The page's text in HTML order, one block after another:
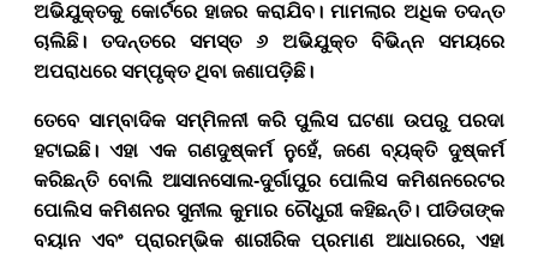
ଅଭିଯୁକ୍ତକୁ କୋର୍ଟରେ ହାଜର କରାଯିବ। ମାମଲାର ଅଧିକ ତଦନ୍ତ
ଚାଲିଛି। ତଦନ୍ତରେ ସମସ୍ତ ୬ ଅଭିଯୁକ୍ତ ବିଭିନ୍ନ ସମୟରେ
ଅପରାଧରେ ସମ୍ପୃକ୍ତ ଥିବା ଜଣାପଡ଼ିଛି।
ତେବେ ସାମ୍ବାଦିକ ସମ୍ମିଳନୀ କରି ପୁଲିସ ଘଟଣା ଉପରୁ ପରଦା
ହଟାଇଛି। ଏହା ଏକ ଗଣଦୁଷ୍କର୍ମ ନୁହେଁ, ଜଣେ ବ୍ୟକ୍ତି ଦୁଷ୍କର୍ମ
କରିଛନ୍ତି ବୋଲି ଆସାନସୋଲ-ଦୁର୍ଗାପୁର ପୋଲିସ କମିଶନରେଟର
ପୋଲିସ କମିଶନର ସୁନୀଲ କୁମାର ଚୌଧୁରୀ କହିଛନ୍ତି। ପୀଡିତାଙ୍କ
ବୟାନ ଏବଂ ପ୍ରାରମ୍ଭିକ ଶାରୀରିକ ପ୍ରମାଣ ଆଧାରରେ,ଏହା